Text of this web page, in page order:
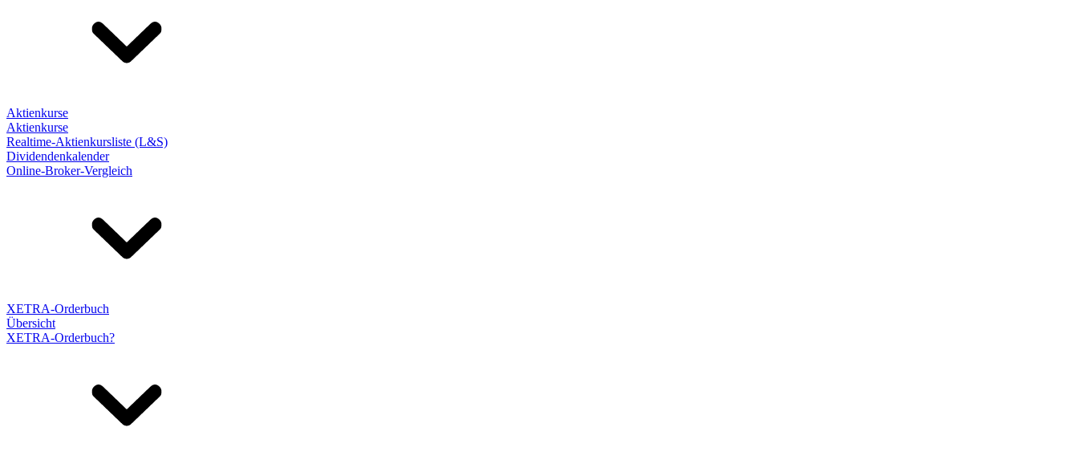
Aktienkurse
Aktienkurse
Realtime-Aktienkursliste (L&S)
Dividendenkalender
Online-Broker-Vergleich
XETRA-Orderbuch
Übersicht
XETRA-Orderbuch?